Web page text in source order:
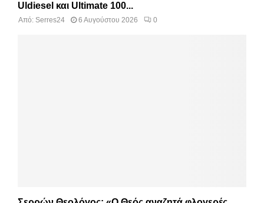
Uldiesel και Ultimate 100...
Από: Serres24 6 Αυγούστου 2026 0